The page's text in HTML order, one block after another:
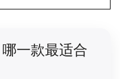
一款最适合